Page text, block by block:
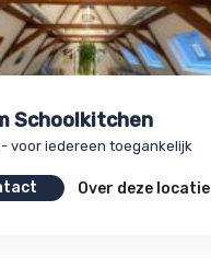
Schoolkitchen
voor iedereen toegankelijk
Over deze locatie